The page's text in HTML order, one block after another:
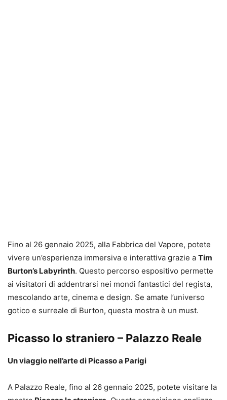
Fino al 26 gennaio 2025, alla Fabbrica del Vapore, potete
vivere un’esperienza immersiva e interattiva grazie a Tim
Burton’s Labyrinth. Questo percorso espositivo permette
ai visitatori di addentrarsi nei mondi fantastici del regista,
mescolando arte, cinema e design. Se amate l’universo
gotico e surreale di Burton, questa mostra è un must.
Picasso lo straniero – Palazzo Reale
Un viaggio nell’arte di Picasso a Parigi
A Palazzo Reale, fino al 26 gennaio 2025, potete visitare la